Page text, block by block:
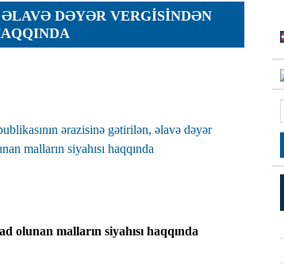
DƏYƏR VERGISINDƏN
ərazisinə gətirilən, əlavə dəyər
malların siyahısı haqqında
olunan malların siyahısı haqqında